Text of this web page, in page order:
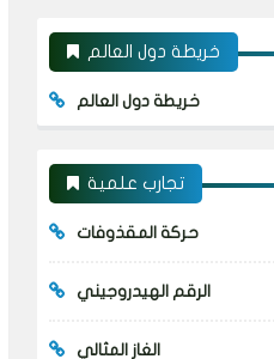
خريطة دول العالم
خريطة دول العالم
تجارب علمية
حركة المقذوفات
الرقم الهيدروجيني
الغاز المثالي